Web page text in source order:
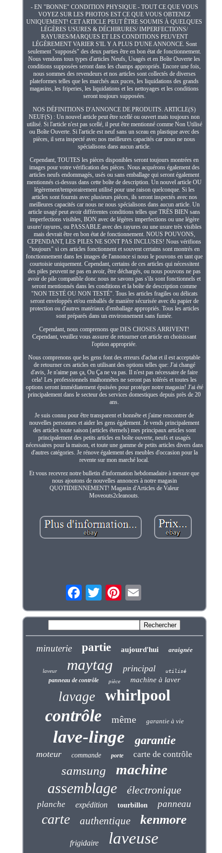
- EN "BONNE" CONDITION PHYSIQUE - TOUT CE QUE VOUS
VOYEZ SUR LES PHOTOS EST CE QUE VOUS OBTENEZ
UNIQUEMENT! CET ARTICLE PEUT ÊTRE SOUMIS À QUELQUES
LÉGÈRES USURES & DÉCHIRURES/ IMPERFECTIONS/
RAYURES/MARQUES ET LES CONDITIONS PEUVENT
LÉGÈREMENT VARIER S'IL Y A PLUS D'UNE ANNONCE. Sont
seulement "supposés" des deux parties être en bon état de fonctionnement.
Nous vendons tous types d'articles Neufs, Usagés et en Boîte Ouverte les
conditions supposées seront dans les champs appropriés. Encore une fois,
nous sommes des revendeurs et nos articles sont collectés de diverses
plateformes telles que les marchés aux puces, les liquidations des grands
magasins, les friperies, les liquidations et les nettoyages et les conditions
seront toujours supposées.
NOS DÉFINITIONS D'ANNONCE DE PRODUITS. ARTICLE(S)
NEUF(S) : Un nouvel article peut être scellé ou ouvert mais toujours non
utilisé. Si l'article n'est pas scellé, il peut être mentionné comme Non Utilisé
ou Boîte Ouverte. Si l'article est neuf sans un sceau en plastique avec des
pièces, il sera inspecté avec nos meilleures capacités car nous ne nous
spécialisons dans aucun article.
Cependant, TOUTES les pièces disponibles seront toujours montrées en
images pour votre vérification des pièces. Nous acquérons également des
articles neufs endommagés, usés ou sans emballage qui seront également
mentionnés ci-dessus dans cette boîte de description. Un nouvel article OU
légèrement/temporairement utilisé pour une raison quelconque. Si les
articles sont fournis avec plusieurs pièces, ils seront inspectés avec nos
meilleures capacités car nous ne nous spécialisons dans aucun article. Un
article usagé peut avoir différentes conditions telles que TRÈS BIEN sans
imperfections visibles, BON avec de légères imperfections ou une légère
usure/ rayures, ou PASSABLE avec des rayures ou une usure très visibles
mais devrait être en bon état de fonctionnement. NOUS POUVONS,
CEPENDANT, LES PILES NE SONT PAS INCLUSES! Nous vérifions
"toujours" si ces articles fonctionnent et souvent certains sont montrés en
fonctionnement dans les images de l'annonce si nous le pouvons en tant que
courtoisie uniquement. Cependant, certains de ces articles qui nécessitent
des piles peuvent ne pas en avoir, être déchargés, ou nous pouvons ne pas
avoir de pile compatible donc nous ne savons pas s'ils sont fonctionnels et
seront mentionnés dans les conditions et la boîte de description comme
"NON TESTÉ OU NON TESTÉ". Tous les articles fragiles ou délicats
seront enveloppés et/ou emballés de manière sécurisée avec du papier de
protection ou d'autres matériaux d'emballage appropriés. Tous les articles
sont préparés dans un environnement sans fumée.
Cependant, nous comprenons que DES CHOSES ARRIVENT!
Cependant, veuillez vous assurer de retourner cet article en choisissant
l'option appropriée.
Nous comprenons que les gens font des erreurs d'achat et il est acceptable
de retourner ces articles en utilisant des options telles que: J'ai changé
d'avis, Je n'aime pas ça, Ou Ça ne va pas. Il n'est pas nécessaire de faire
cela! Les professionnels malhonnêtes ne seront pas tolérés et toutes les
options seront immédiatement épuisées pour protéger notre magasin! J'ai été
principalement dans le secteur des services domestiques depuis près de 20
ans.
Je suis connu pour être transparent et honnête et j'aime rencontrer de
nouvelles personnes et aider les gens également. Je vends principalement
des articles toute saison (articles éternels) mes principaux articles sont
principalement des petits articles en boîte ouverte, neufs et usagés
nécessaires pour la maison, et toute une gamme de petits articles divers dans
d'autres catégories. Je rénove également des meubles d'occasion pour la
revente sur mon marché local.
Et vous recevrez notre bulletin d'information hebdomadaire à mesure que
nous ajoutons de nouvelles annonces à notre magasin
QUOTIDIENNEMENT! Magasin d'Articles de Valeur
Moveouts2cleanouts.
minuterie partie aujourd'hui araignée
laveur maytag principal utilisé
panneau de contrôle pièce machine à laver
lavage whirlpool
contrôle même garantie à vie
lave-linge garantie
moteur commande porte carte de contrôle
samsung machine
assemblage électronique
planche expédition tourbillon panneau
carte authentique kenmore
frigidaire laveuse